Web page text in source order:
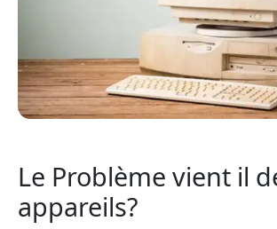
Le Problème vient il
appareils?